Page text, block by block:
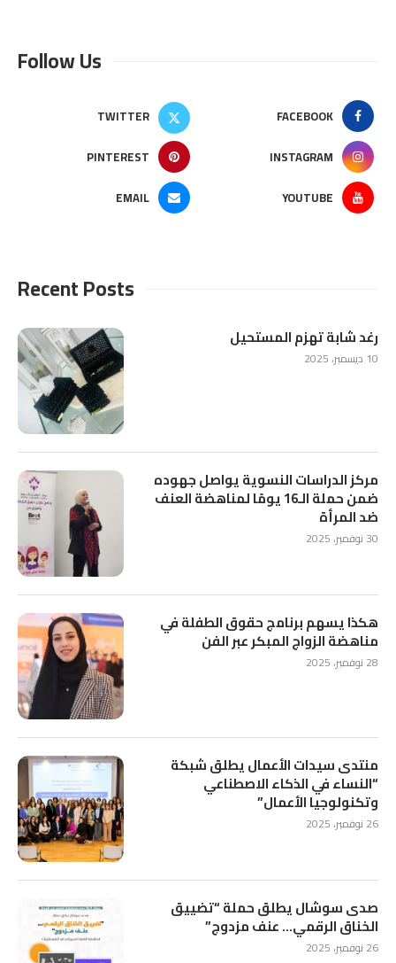
Follow Us
FACEBOOK
TWITTER
INSTAGRAM
PINTEREST
YOUTUBE
EMAIL
Recent Posts
رغد شابة تهزم المستحيل
10 ديسمبر، 2025
مركز الدراسات النسوية يواصل جهوده
ضمن حملة الـ16 يومًا لمناهضة العنف
ضد المرأة
30 نوفمبر، 2025
هكذا يسهم برنامج حقوق الطفلة في
مناهضة الزواج المبكر عبر الفن
28 نوفمبر، 2025
منتدى سيدات الأعمال يطلق شبكة
“النساء في الذكاء الاصطناعي
وتكنولوجيا الأعمال”
26 نوفمبر، 2025
صدى سوشال يطلق حملة “تضييق
الخناق الرقمي… عنف مزدوج”
26 نوفمبر، 2025